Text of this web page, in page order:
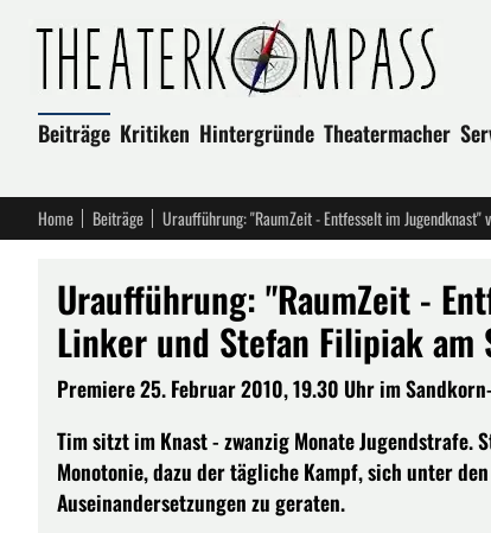
Beiträge Kritiken Hintergründe Theatermacher
Home Beiträge
Uraufführung: "RaumZeit -
Linker und Stefan Filipiak am
Premiere 25. Februar 2010, 19.30 Uhr im
Tim sitzt im Knast - zwanzig Monate Jugendstrafe.
Monotonie, dazu der tägliche Kampf, sich unter
Auseinandersetzungen zu geraten.